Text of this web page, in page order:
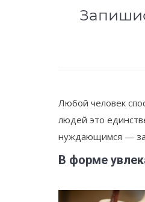
Любой человек
людей это
нуждающимся —
В форме